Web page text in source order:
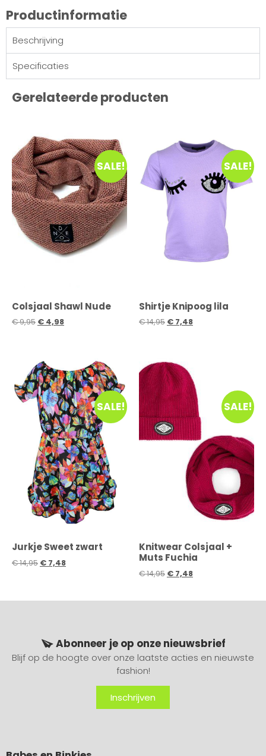
Productinformatie
Beschrijving
Specificaties
Gerelateerde producten
SALE!
Colsjaal Shawl Nude
€9,95 € 4,98
SALE!
Shirtje Knipoog lila
€14,95 € 7,48
SALE!
Jurkje Sweet zwart
€14,95 € 7,48
SALE!
Knitwear Colsjaal +
Muts Fuchia
€14,95 € 7,48
Abonneer je op onze nieuwsbrief
Blijf op de hoogte over onze laatste acties en nieuwste
fashion!
Inschrijven